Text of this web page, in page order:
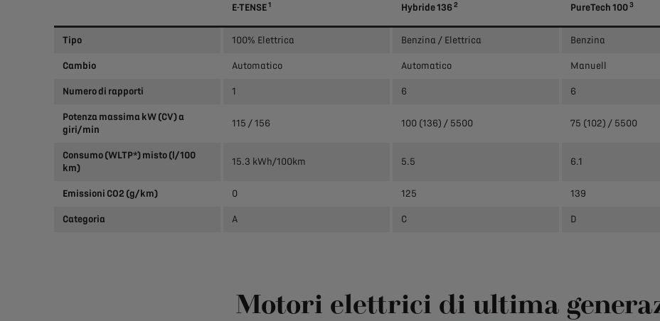
E-TENSE1 Hybride 1362 PureTech 1003
Tipo 100% Elettrica Benzina / Elettrica Benzina
Cambio Automatico Automatico Manuell
Numero di rapporti 1 6 6
Potenza massima kW (CV) a
giri/min
115 / 156 100 (136) / 5500 75 (102) / 5500
Consumo (WLTP*) misto (l/100
km)
15.3 kWh/100km 5.5 6.1
Emissioni CO2 (g/km) 0 125 139
Categoria A C D
Motori elettrici di ultima